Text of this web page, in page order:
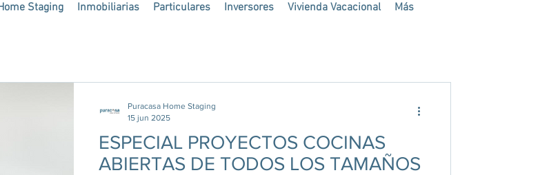
ESPECIAL PROYECTOS COCINAS
ABIERTAS DE TODOS LOS TAMAÑOS
Puracasa Home Staging
15 jun 2025
Staging Inmobiliarias Particulares Inversores Vivienda Vacacional Más